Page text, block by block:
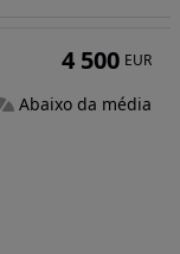
4 500 EUR
Abaixo da média